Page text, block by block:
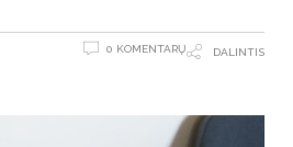
0 KOMENTARŲ DALINTIS